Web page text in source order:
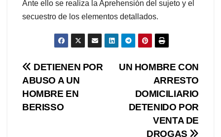
Ante ello se realiza la Aprehensión del sujeto y el
secuestro de los elementos detallados.
Navegación
de
entradas
UN HOMBRE CON
ARRESTO
DOMICILIARIO
DETENIDO POR
VENTA DE
DROGAS
DETIENEN POR
ABUSO A UN
HOMBRE EN
BERISSO